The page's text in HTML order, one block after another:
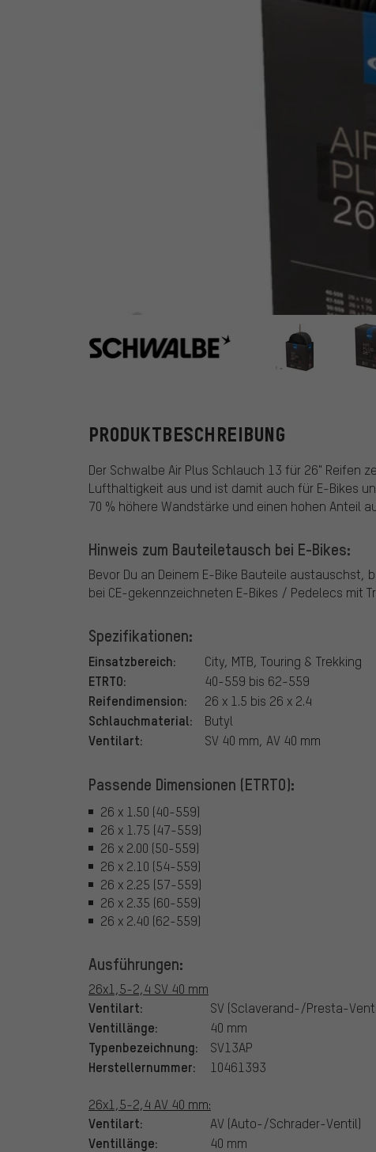
Schwalbe
PRODUKTBESCHREIBUNG
Der Schwalbe Air Plus Schlauch 13 für 26" Reifen
Lufthaltigkeit aus und ist damit auch für E-Bikes
70 % höhere Wandstärke und einen hohen Anteil
Hinweis zum Bauteiletausch bei E-Bikes:
Bevor Du an Deinem E-Bike Bauteile austauschst,
bei CE-gekennzeichneten E-Bikes / Pedelecs mit
Spezifikationen:
Einsatzbereich: City, MTB, Touring & Trekking
ETRTO: 40-559 bis 62-559
Reifendimension: 26 x 1.5 bis 26 x 2.4
Schlauchmaterial: Butyl
Ventilart: SV 40 mm, AV 40 mm
Passende Dimensionen (ETRTO):
26 x 1.50 (40-559)
26 x 1.75 (47-559)
26 x 2.00 (50-559)
26 x 2.10 (54-559)
26 x 2.25 (57-559)
26 x 2.35 (60-559)
26 x 2.40 (62-559)
Ausführungen:
26x1,5-2,4 SV 40 mm
Ventilart: SV (Sclaverand-/Presta-
Ventillänge: 40 mm
Typenbezeichnung: SV13AP
Herstellernummer: 10461393
26x1,5-2,4 AV 40 mm:
Ventilart: AV (Auto-/Schrader-Ventil)
Ventillänge: 40 mm